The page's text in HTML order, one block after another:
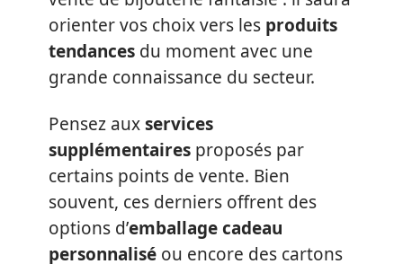
orienter vos choix vers les produits
tendances du moment avec une
grande connaissance du secteur.
Pensez auxservices
supplémentaires proposés par
certains points de vente. Bien
souvent, ces derniers offrent des
options d’emballage cadeau
personnalisé ou encore des cartons